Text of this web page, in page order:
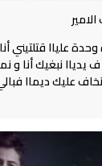
علياا قتلتيني
نبغيك أنا و
عليك ديماا